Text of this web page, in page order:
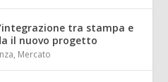
tra stampa e
il nuovo progetto
, Mercato